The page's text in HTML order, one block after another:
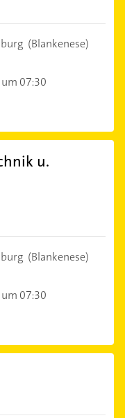
(Blankenese)
07:30
u.
(Blankenese)
07:30